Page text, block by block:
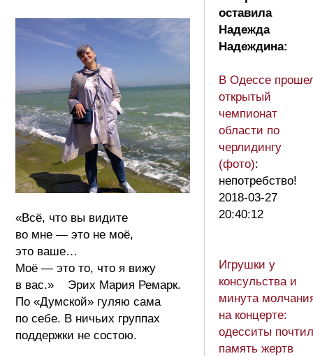
«Всё, что вы видите
во мне — это не моё,
это ваше…
Моё — это то, что я вижу
в вас.» Эрих Мария Ремарк.
По «Думской» гуляю сама
по себе. В ничьих группах
поддержки не состою.
оставила
Нaдeждa
Нaдeждинa:
В Одессе
открытый
чемпионат
области по
черлидингу
(фото):
непотребство!
2018-03-27
20:40:12
Игрушки у
консульства и
минута
на концерте:
одесситы
память жертв